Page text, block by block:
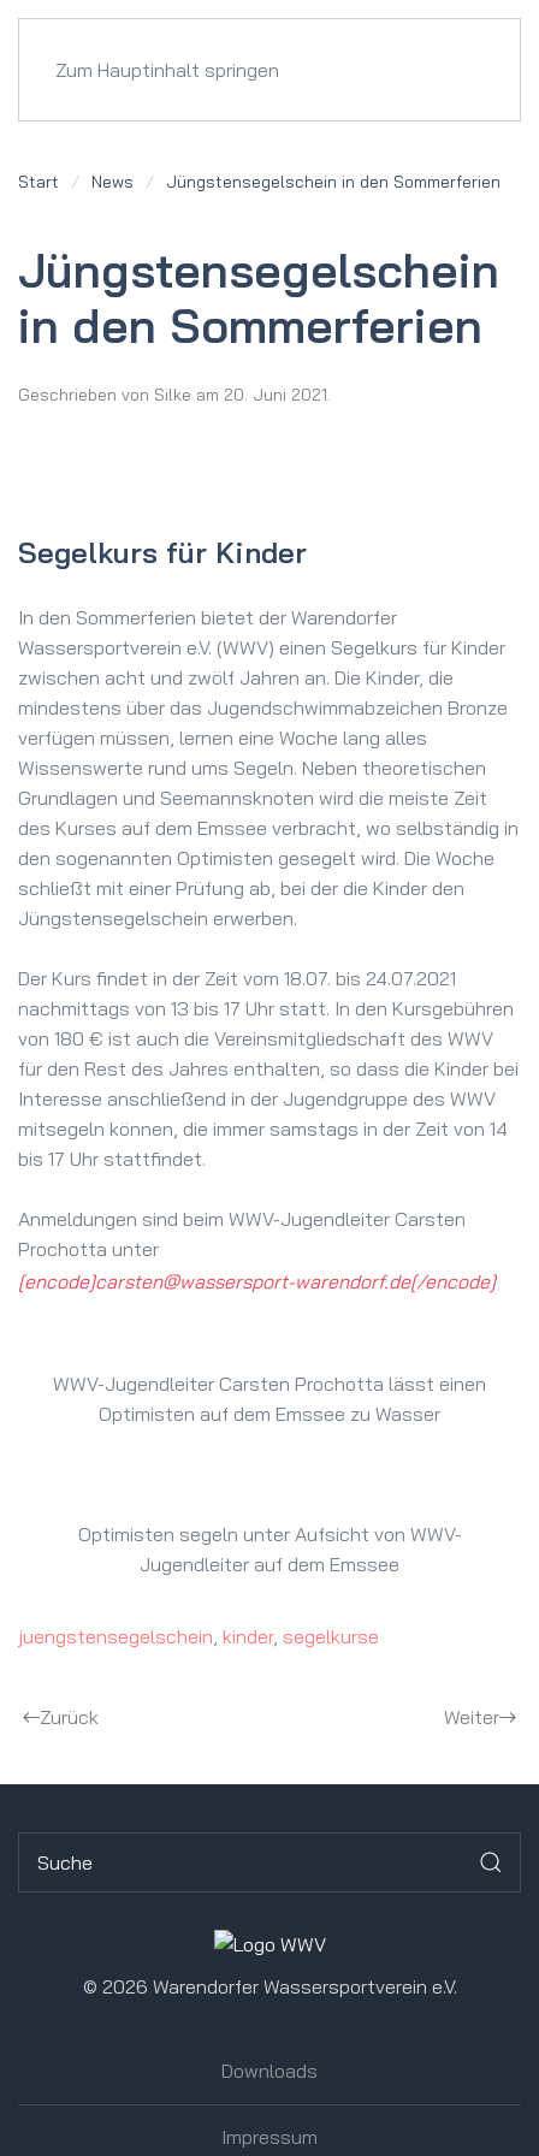
Zum Hauptinhalt springen
Start News Jüngsten­segelschein in den Sommerferien
Jüngsten­segelschein
in den Sommerferien
Geschrieben von Silke am 20. Juni 2021.
Segelkurs für Kinder
In den Sommerferien bietet der Warendorfer
Wassersportverein e.V. (WWV) einen Segelkurs für Kinder
zwischen acht und zwölf Jahren an. Die Kinder, die
mindestens über das Jugendschwimmabzeichen Bronze
verfügen müssen, lernen eine Woche lang alles
Wissenswerte rund ums Segeln. Neben theoretischen
Grundlagen und Seemannsknoten wird die meiste Zeit
des Kurses auf dem Emssee verbracht, wo selbständig in
den sogenannten Optimisten gesegelt wird. Die Woche
schließt mit einer Prüfung ab, bei der die Kinder den
Jüngstensegelschein erwerben.
Der Kurs findet in der Zeit vom 18.07. bis 24.07.2021
nachmittags von 13 bis 17 Uhr statt. In den Kursgebühren
von 180 € ist auch die Vereinsmitgliedschaft des WWV
für den Rest des Jahres enthalten, so dass die Kinder bei
Interesse anschließend in der Jugendgruppe des WWV
mitsegeln können, die immer samstags in der Zeit von 14
bis 17 Uhr stattfindet.
Anmeldungen sind beim WWV-Jugendleiter Carsten
Prochotta unter
[encode]carsten@wassersport-warendorf.de[/encode]
WWV-Jugendleiter Carsten Prochotta lässt einen
Optimisten auf dem Emssee zu Wasser
Optimisten segeln unter Aufsicht von WWV-
Jugendleiter auf dem Emssee
juengstensegelschein kinder, segelkurse
Zurück Weiter
© 2026 Warendorfer Wassersportverein e.V.
Downloads
Impressum